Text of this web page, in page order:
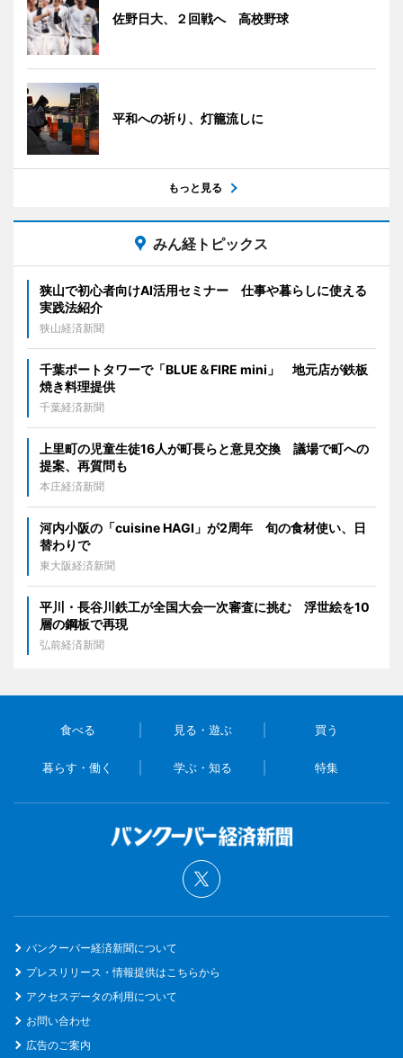
佐野日大、２回戦へ 高校野球
平和への祈り、灯籠流しに
もっと見る
みん経トピックス
狭山で初心者向けAI活用セミナー 仕事や暮らしに使える
実践法紹介
狭山経済新聞
千葉ポートタワーで「BLUE＆FIRE mini」 地元店が鉄板
焼き料理提供
千葉経済新聞
上里町の児童生徒16人が町長らと意見交換 議場で町への
提案、再質問も
本庄経済新聞
河内小阪の「cuisine HAGI」が2周年 旬の食材使い、日
替わりで
東大阪経済新聞
平川・長谷川鉄工が全国大会一次審査に挑む 浮世絵を10
層の鋼板で再現
弘前経済新聞
食べる 見る・遊ぶ 買う
暮らす・働く 学ぶ・知る 特集
バンクーバー経済新聞について
プレスリリース・情報提供はこちらから
アクセスデータの利用について
お問い合わせ
広告のご案内